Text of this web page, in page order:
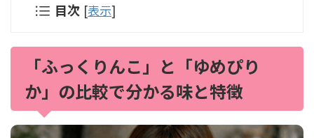
目次 [表示]
「ふっくりんこ」と「ゆめぴり
か」の比較で分かる味と特徴